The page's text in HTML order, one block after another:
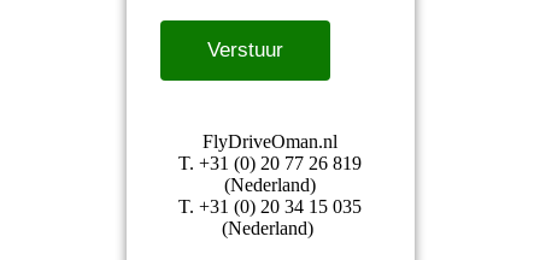
FlyDriveOman.nl
T. +31 (0) 20 77 26 819
(Nederland)
T. +31 (0) 20 34 15 035
(Nederland)